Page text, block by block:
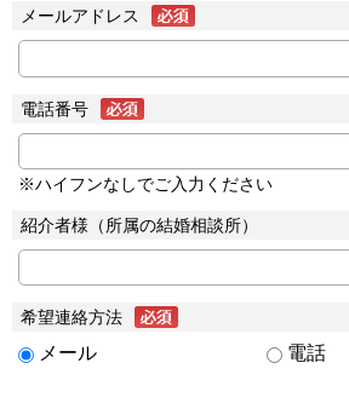
メールアドレス
電話番号
※ハイフンなしでご入力ください
紹介者様（所属の結婚相談所）
希望連絡方法
メール 電話